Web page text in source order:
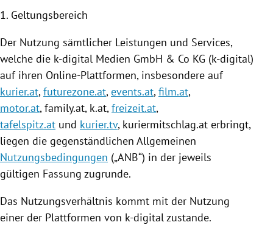
Untermenü
Untermenü
Untermenü
Untermenü
Untermenü
Untermenü
1. Geltungsbereich
Der Nutzung sämtlicher Leistungen und Services,
welche die k-digital Medien GmbH & Co KG (k-digital)
auf ihren Online-Plattformen, insbesondere auf
kurier.at, futurezone.at, events.at, film.at,
motor.at, family.at, k.at, freizeit.at,
tafelspitz.at und kurier.tv, kuriermitschlag.at erbringt,
liegen die gegenständlichen Allgemeinen
Nutzungsbedingungen („ANB“) in der jeweils
gültigen Fassung zugrunde.
Das Nutzungsverhältnis kommt mit der Nutzung
einer der Plattformen von k-digital zustande.